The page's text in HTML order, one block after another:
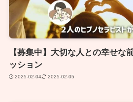
【募集中】大切な人との幸せな
ッション
2025-02-04 2025-02-05